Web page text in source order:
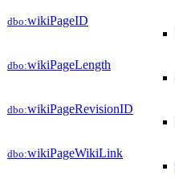
dbo:wikiPageID
dbo:wikiPageLength
dbo:wikiPageRevisionID
dbo:wikiPageWikiLink